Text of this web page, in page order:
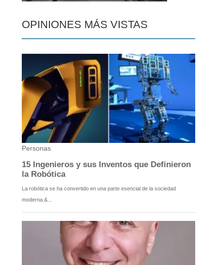
OPINIONES MÁS VISTAS